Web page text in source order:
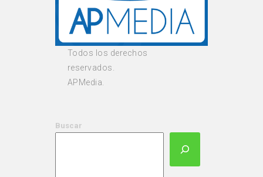
Todos los derechos
reservados.
APMedia.
Buscar